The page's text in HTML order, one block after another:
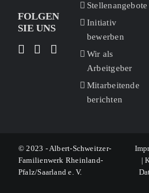
FOLGEN
SIE UNS
Stellenangebote
Initiativ
bewerben
Wir als
Arbeitgeber
Mitarbeitende
berichten
© 2023 - Albert-Schweitzer-
Familienwerk Rheinland-
Pfalz/Saarland e. V.
|